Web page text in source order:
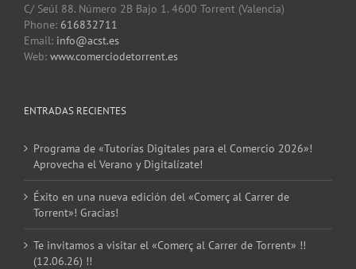
C/ Seúl 88. Número 2B Bajo 1. 4600 Torrent (Valencia)
Phone: 616832711
Email: info@acst.es
Web: www.comerciodetorrent.es
ENTRADAS RECIENTES
Programa de «Tutorías Digitales para el Comercio 2026»!
Aprovecha el Verano y Digitalízate!
Éxito en una nueva edición del «Comerç al Carrer de
Torrent»! Gracias!
Te invitamos a visitar el «Comerç al Carrer de Torrent» !!
(12.06.26) !!